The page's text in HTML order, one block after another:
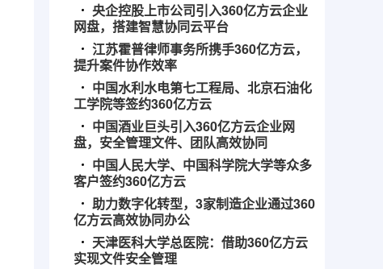
央企控股上市公司引入360亿方云企业
网盘，搭建智慧协同云平台
江苏霍普律师事务所携手360亿方云，
提升案件协作效率
中国水利水电第七工程局、北京石油化
工学院等签约360亿方云
中国酒业巨头引入360亿方云企业网
盘，安全管理文件、团队高效协同
中国人民大学、中国科学院大学等众多
客户签约360亿方云
助力数字化转型，3家制造企业通过360
亿方云高效协同办公
天津医科大学总医院：借助360亿方云
实现文件安全管理